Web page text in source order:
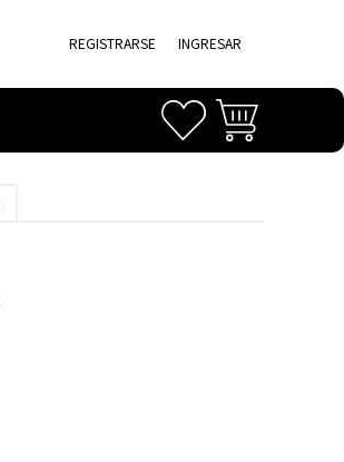
REGISTRARSE INGRESAR